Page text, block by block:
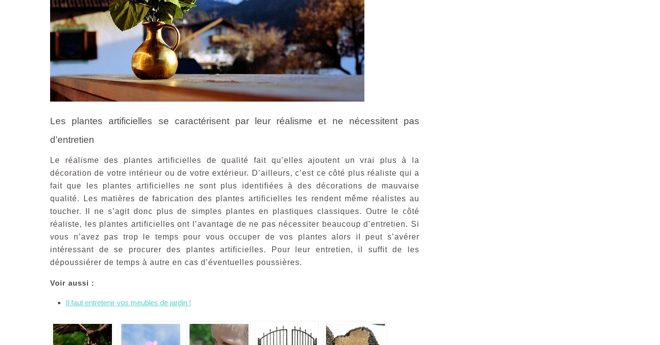
Les plantes artificielles se caractérisent par leur réalisme et ne nécessitent pas
d’entretien
Le réalisme des plantes artificielles de qualité fait qu’elles ajoutent un vrai plus à la
décoration de votre intérieur ou de votre extérieur. D’ailleurs, c’est ce côté plus réaliste qui a
fait que les plantes artificielles ne sont plus identifiées à des décorations de mauvaise
qualité. Les matières de fabrication des plantes artificielles les rendent même réalistes au
toucher. Il ne s’agit donc plus de simples plantes en plastiques classiques. Outre le côté
réaliste, les plantes artificielles ont l’avantage de ne pas nécessiter beaucoup d’entretien. Si
vous n’avez pas trop le temps pour vous occuper de vos plantes alors il peut s’avérer
intéressant de se procurer des plantes artificielles. Pour leur entretien, il suffit de les
dépoussiérer de temps à autre en cas d’éventuelles poussières.
Voir aussi :
Il faut entretenir vos meubles de jardin !